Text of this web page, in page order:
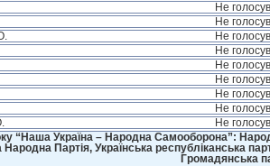
Не
Не
Не
Не
Не
Не
Не
Не
Не
“Наша Україна – Народна Самооборона”:
Народна Партія, Українська республіканська
Громадянська